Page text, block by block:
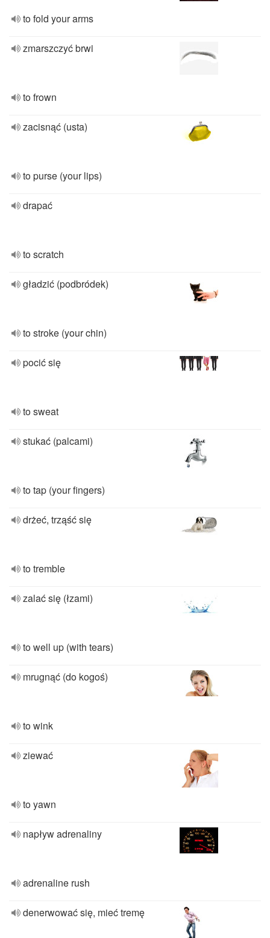
to fold your arms
zmarszczyć brwi
to frown
zacisnąć (usta)
to purse (your lips)
drapać
to scratch
gładzić (podbródek)
to stroke (your chin)
pocić się
to sweat
stukać (palcami)
to tap (your fingers)
drżeć, trząść się
to tremble
zalać się (łzami)
to well up (with tears)
mrugnąć (do kogoś)
to wink
ziewać
to yawn
napływ adrenaliny
adrenaline rush
denerwować się, mieć tremę